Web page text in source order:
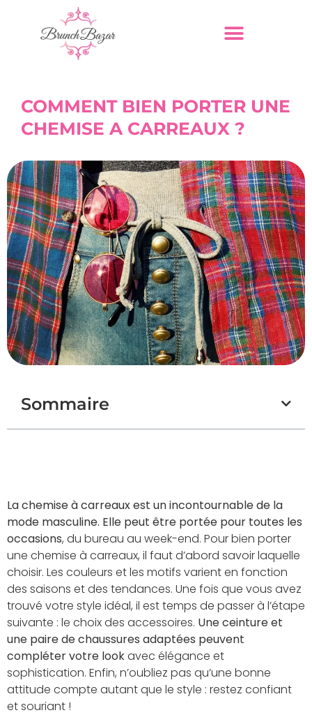
COMMENT BIEN PORTER UNE
CHEMISE A CARREAUX ?
Sommaire
La chemise à carreaux est un incontournable de la
mode masculine. Elle peut être portée pour toutes les
occasions, du bureau au week-end. Pour bien porter
une chemise à carreaux, il faut d’abord savoir laquelle
choisir. Les couleurs et les motifs varient en fonction
des saisons et des tendances. Une fois que vous avez
trouvé votre style idéal, il est temps de passer à l’étape
suivante : le choix des accessoires. Une ceinture et
une paire de chaussures adaptées peuvent
compléter votre lookavec élégance et
sophistication. Enfin, n’oubliez pas qu’une bonne
attitude compte autant que le style : restez confiant
et souriant !